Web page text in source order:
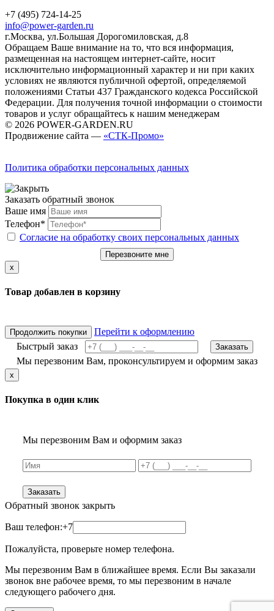
+7 (495) 724-14-25
info@power-garden.ru
г.Москва, ул.Большая Дорогомиловская, д.8
Обращаем Ваше внимание на то, что вся информация,
размещенная на настоящем интернет-сайте, носит
исключительно информационный характер и ни при каких
условиях не являются публичной офертой, определяемой
положениями Статьи 437 Гражданского кодекса Российской
Федерации. Для получения точной информации о стоимости
товаров и услуг обращайтесь к нашим менеджерам
© 2026 POWER-GARDEN.RU
Продвижение сайта — «СТК-Промо»
Политика обработки персональных данных
Заказать обратный звонок
Ваше имя
Телефон*
Согласие на обработку своих персональных данных
Перезвоните мне
x
Товар добавлен в корзину
Продолжить покупки
Перейти к оформлению
Быстрый заказ
Заказать
Мы перезвоним Вам, проконсультируем и оформим заказ
x
Покупка в один клик
Мы перезвоним Вам и оформим заказ
Заказать
Обратный звонок закрыть
Ваш телефон:+7
Пожалуйста, проверьте номер телефона.
Мы перезвоним Вам в ближайшее время. Если Вы заказали
звонок вне рабочее время, то мы перезвоним в начале
следующего рабочего дня.